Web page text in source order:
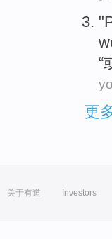
"
“
更
关于有道 Investors